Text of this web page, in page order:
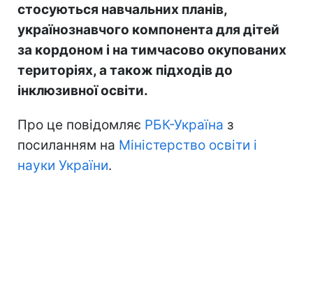
стосуються навчальних планів,
українознавчого компонента для дітей
за кордоном і на тимчасово окупованих
територіях, а також підходів до
інклюзивної освіти.
Про це повідомляє РБК-Україна з
посиланням на Міністерство освіти і
науки України.